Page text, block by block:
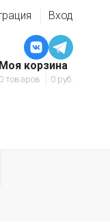
Вход
Моя корзина
0 товаров 0 руб.